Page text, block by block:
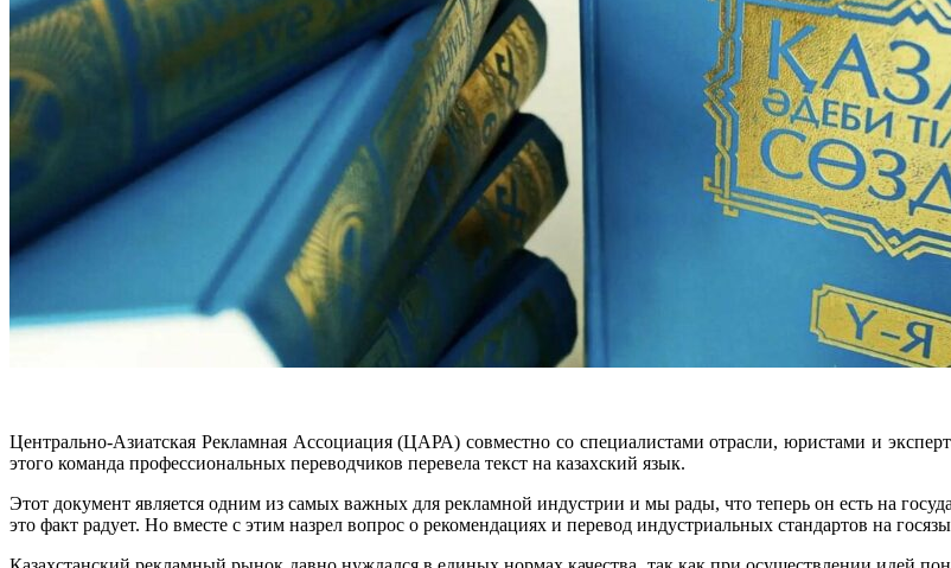
Центрально-Азиатская Рекламная Ассоциация (ЦАРА) совместно со специалистами отрасли, юристами и
этого команда профессиональных переводчиков перевела текст на казахский язык.
Этот документ является одним из самых важных для рекламной индустрии и мы рады, что теперь он есть на
это факт радует. Но вместе с этим назрел вопрос о рекомендациях и перевод индустриальных стандартов на